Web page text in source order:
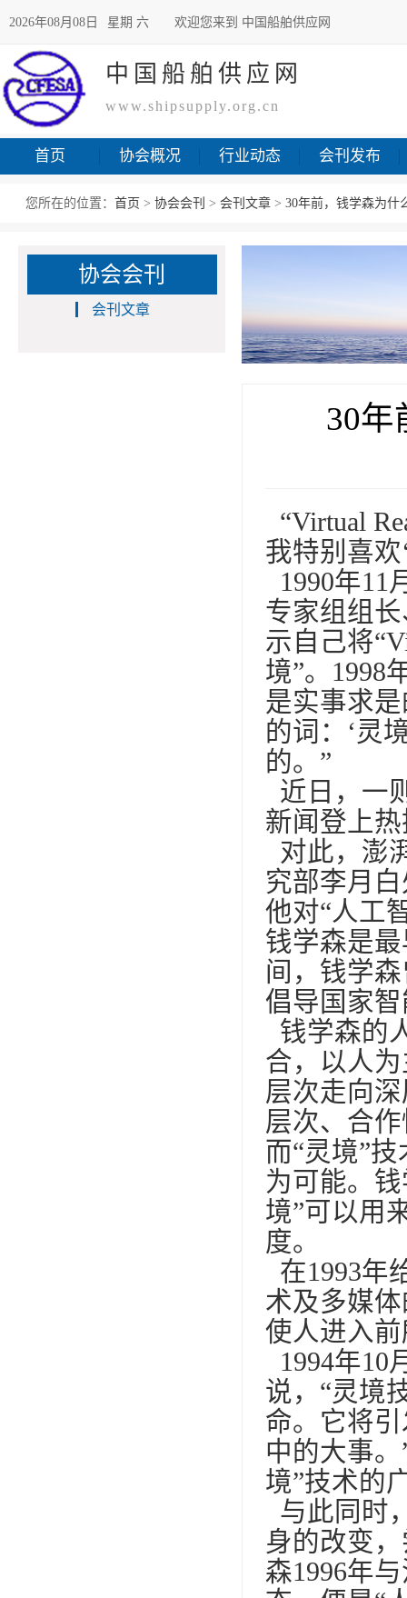
2026年08月08日 星期 六 欢迎您来到 中国船舶供应网
中国船舶供应网
www.shipsupply.org.cn
首页 协会概况 行业动态 会刊发布
您所在的位置： 首页 > 协会会刊 > 会刊文章 > 30年前，钱学森为什
协会会刊
会刊文章
30年
“Virtual
我特别喜欢
1990年11
专家组组
示自己将
境”。1998
是实事求
的词：‘灵
的。”
近日，一
新闻登上
对此，澎
究部李月
他对“人工
钱学森是
间，钱学
倡导国家
钱学森的
合，以人
层次走向
层次、合
而“灵境”
为可能。
境”可以用
度。
在1993年
术及多媒
使人进入
1994年10
说，“灵境
命。它将
中的大事
境”技术的
与此同时
身的改变
森1996年